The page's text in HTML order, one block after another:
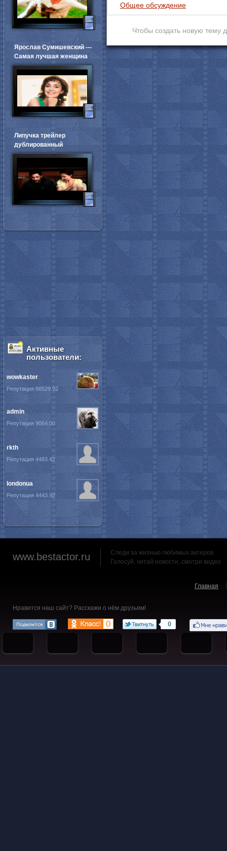
Общее обсуждение
Чтобы создать новую тему
Ярослав Сумишевский ---
Самая лучшая женщина
Липучка трейлер
дублированный
Активные
пользователи:
wowkaster
Репутация 86529.92
admin
Репутация 9064.00
rkth
Репутация 4483.42
londonua
Репутация 4443.92
www.bestactor.ru
Следи за жизнью любимых актеров
Голосуй, читай новости, смотри видео
Главная
Нравится наш сайт? Расскажи о нём друзьям!